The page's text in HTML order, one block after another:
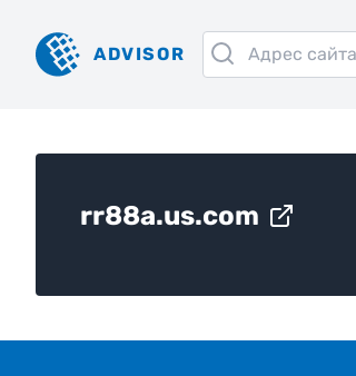
ADVISOR
rr88a.us.com